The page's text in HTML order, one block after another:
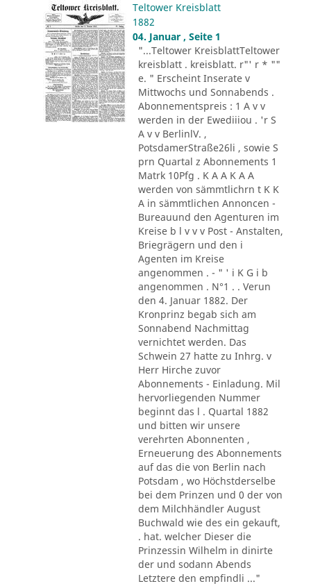
Teltower Kreisblatt
1882
04. Januar , Seite 1
"...Teltower KreisblattTeltower
kreisblatt . kreisblatt. r"' r * ""
e. " Erscheint Inserate v
Mittwochs und Sonnabends .
Abonnementspreis : 1 A v v
werden in der Ewediiiou . 'r S
A v v BerlinlV. ,
PotsdamerStraße26li , sowie S
prn Quartal z Abonnements 1
Matrk 10Pfg . K A A K A A
werden von sämmtlichrn t K K
A in sämmtlichen Annoncen -
Bureauund den Agenturen im
Kreise b l v v v Post - Anstalten,
Briegrägern und den i
Agenten im Kreise
angenommen . - " ' i K G i b
angenommen . N°1 . . Verun
den 4. Januar 1882. Der
Kronprinz begab sich am
Sonnabend Nachmittag
vernichtet werden. Das
Schwein 27 hatte zu Inhrg. v
Herr Hirche zuvor
Abonnements - Einladung. Mil
hervorliegenden Nummer
beginnt das l . Quartal 1882
und bitten wir unsere
verehrten Abonnenten ,
Erneuerung des Abonnements
auf das die von Berlin nach
Potsdam , wo Höchstderselbe
bei dem Prinzen und 0 der von
dem Milchhändler August
Buchwald wie des ein gekauft,
. hat. welcher Dieser die
Prinzessin Wilhelm in dinirte
der und sodann Abends
Letztere den empfindli ..."